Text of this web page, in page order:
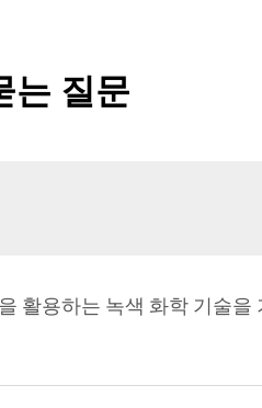
는 질문
활용하는 녹색 화학 기술